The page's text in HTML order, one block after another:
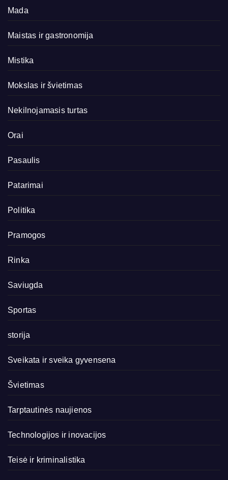
Mada
Maistas ir gastronomija
Mistika
Mokslas ir švietimas
Nekilnojamasis turtas
Orai
Pasaulis
Patarimai
Politika
Pramogos
Rinka
Saviugda
Sportas
storija
Sveikata ir sveika gyvensena
Švietimas
Tarptautinės naujienos
Technologijos ir inovacijos
Teisė ir kriminalistika